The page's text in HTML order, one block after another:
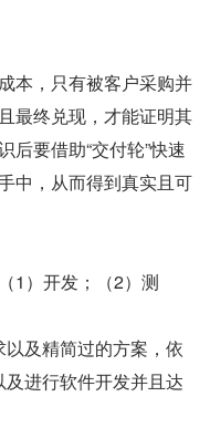
本，只有被客户采购并
最终兑现，才能证明其
后要借助“交付轮”快速
中，从而得到真实且可
1）开发；（2）测
及精简过的方案，依
进行软件开发并且达